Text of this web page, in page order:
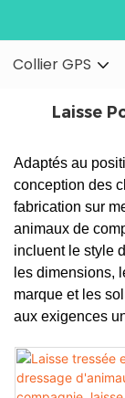
Collier GPS
Laisse
Adaptés au
conception des
fabrication sur
animaux de
incluent le style
les dimensions,
marque et les
aux exigences